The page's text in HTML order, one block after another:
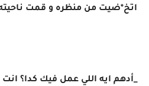
اتخ*ضيت من منظره و قمت
_أدهم ايه اللي عمل فيك كدا؟